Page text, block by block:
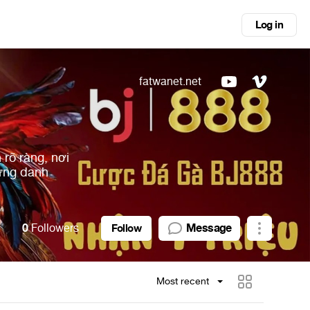
Log in
rõ ràng, nơi
danh
fatwanet.net
0Followers Follow Message
Most recent